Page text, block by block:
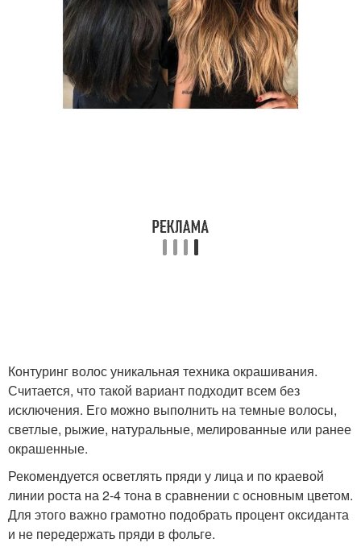
Контуринг волос уникальная техника окрашивания.
Считается, что такой вариант подходит всем без
исключения. Его можно выполнить на темные волосы,
светлые, рыжие, натуральные, мелированные или ранее
окрашенные.
Рекомендуется осветлять пряди у лица и по краевой
линии роста на 2-4 тона в сравнении с основным цветом.
Для этого важно грамотно подобрать процент оксиданта
и не передержать пряди в фольге.